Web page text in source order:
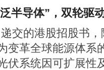
半导体”，双轮驱
交的港股招股书
变革全球能源体系
伏系统因可扩展性